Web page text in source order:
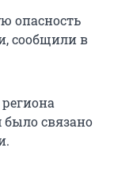
опасность
сообщили в
связано